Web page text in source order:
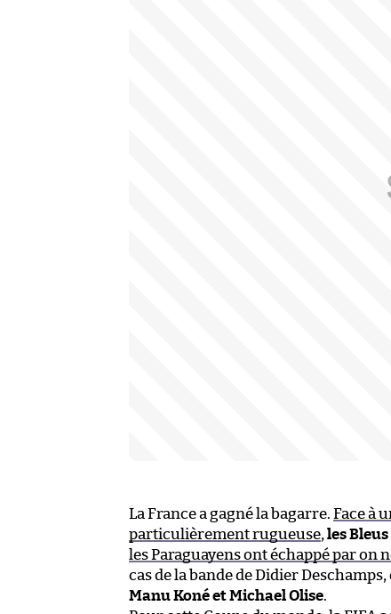
La France a gagné la bagarre. Face à
particulièrement rugueuse, les
les Paraguayens ont échappé par on
cas de la bande de Didier
Manu Koné et Michael Olise.